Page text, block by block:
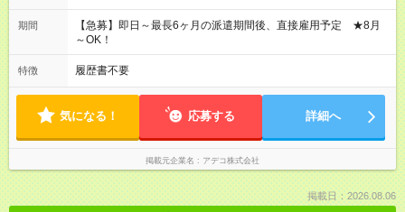
期間
【急募】即日～最長6ヶ月の派遣期間後、直接雇用予定 ★8月
～OK！
特徴 履歴書不要
気になる！ 応募する 詳細へ
掲載元企業名 アデコ株式会社
掲載日：2026.08.06